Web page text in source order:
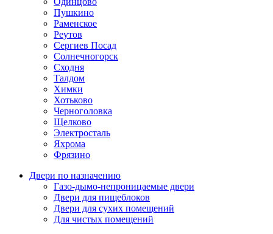
Пушкино
Раменское
Реутов
Сергиев Посад
Солнечногорск
Сходня
Талдом
Химки
Хотьково
Черноголовка
Щелково
Электросталь
Яхрома
Фрязино
Двери по назначению
Газо-дымо-непроницаемые двери
Двери для пищеблоков
Двери для сухих помещений
Для чистых помещений